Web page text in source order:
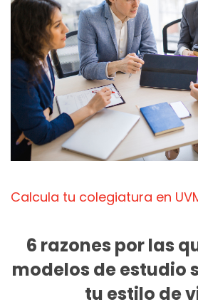
Calcula tu colegiatura en
6 razones por las
modelos de estudio
tu estilo de